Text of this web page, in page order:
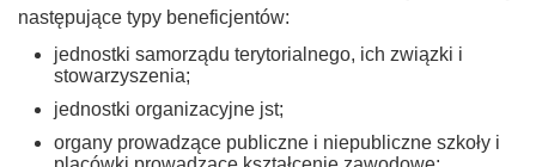
następujące typy beneficjentów:
jednostki samorządu terytorialnego, ich związki i
stowarzyszenia;
jednostki organizacyjne jst;
organy prowadzące publiczne i niepubliczne szkoły i